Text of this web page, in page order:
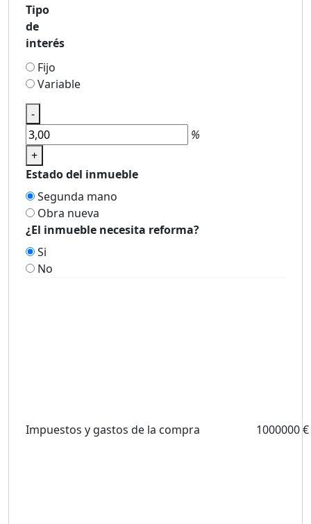
Tipo
de
interés
Fijo
Variable
-
%
+
Estado del inmueble
Segunda mano
Obra nueva
¿El inmueble necesita reforma?
Si
No
Impuestos y gastos de la compra 1000000 €